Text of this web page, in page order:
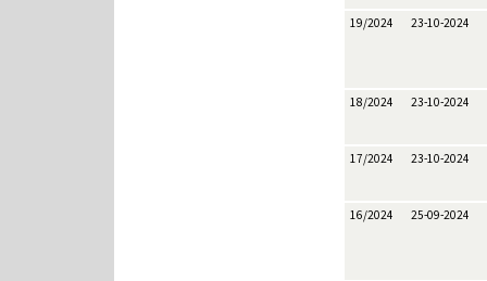
19/2024 23-10-2024
18/2024 23-10-2024
17/2024 23-10-2024
16/2024 25-09-2024